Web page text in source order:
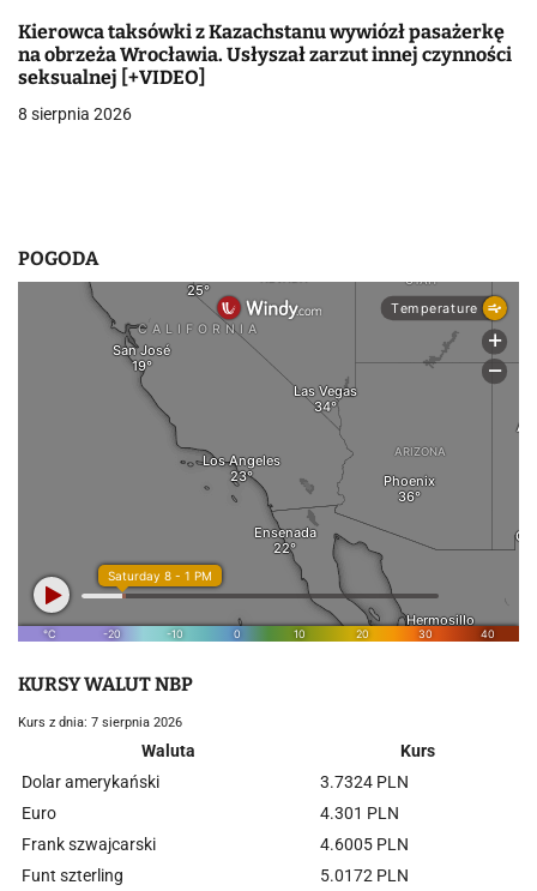
i
s
Kierowca taksówki z Kazachstanu wywiózł pasażerkę
na obrzeża Wrocławia. Usłyszał zarzut innej czynności
seksualnej [+VIDEO]
8 sierpnia 2026
POGODA
KURSY WALUT NBP
Kurs z dnia: 7 sierpnia 2026
Waluta
Kurs
Dolar amerykański
3.7324 PLN
Euro
4.301 PLN
Frank szwajcarski
4.6005 PLN
Funt szterling
5.0172 PLN